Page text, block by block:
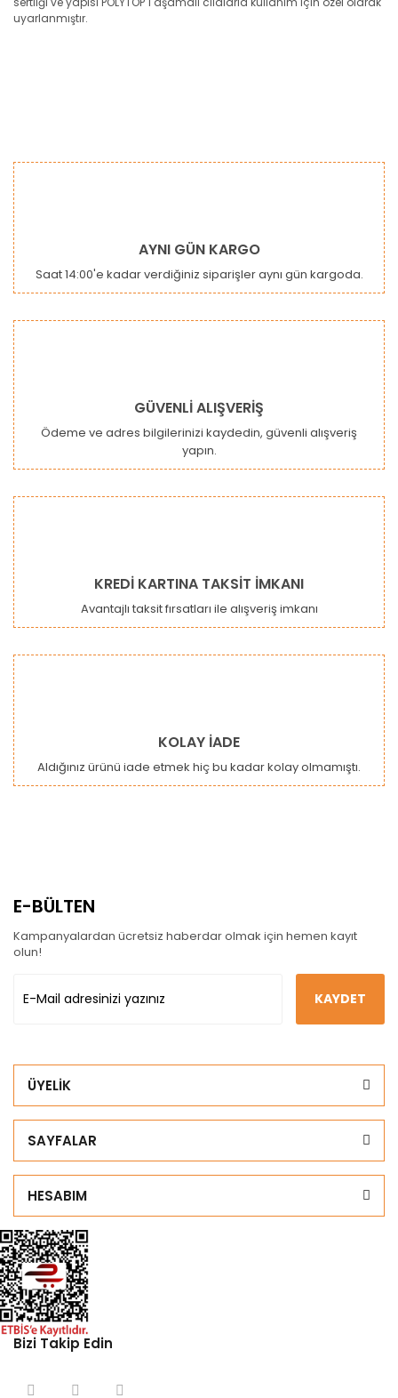
uyarlanmıştır.
Bu ürüne ilk yorumu siz yapın!
Ürün açıklamasında eksik bilgiler bulunuyor.
Ürün bilgilerinde hatalar bulunuyor.
Gönder
AYNI GÜN KARGO
Saat 14:00'e kadar verdiğiniz siparişler aynı gün kargoda.
GÜVENLİ ALIŞVERİŞ
Ödeme ve adres bilgilerinizi kaydedin, güvenli alışveriş
yapın.
KREDİ KARTINA TAKSİT İMKANI
Avantajlı taksit fırsatları ile alışveriş imkanı
KOLAY İADE
Aldığınız ürünü iade etmek hiç bu kadar kolay olmamıştı.
E-BÜLTEN
Kampanyalardan ücretsiz haberdar olmak için hemen kayıt
olun!
KAYDET
ÜYELİK
SAYFALAR
HESABIM
Bizi Takip Edin